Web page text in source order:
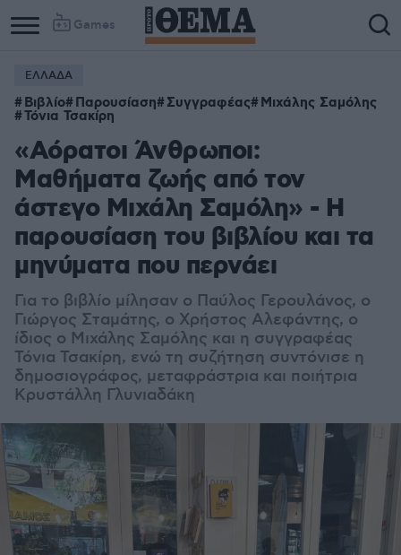
Games
ΕΛΛΑΔΑ
Βιβλίο Παρουσίαση Συγγραφέας Μιχάλης Σαμόλης
Τόνια Τσακίρη
«Αόρατοι Άνθρωποι:
Μαθήματα ζωής από τον
άστεγο Μιχάλη Σαμόλη» - Η
παρουσίαση του βιβλίου και τα
μηνύματα που περνάει
Για το βιβλίο μίλησαν ο Παύλος Γερουλάνος, ο
Γιώργος Σταμάτης, ο Χρήστος Αλεφάντης, ο
ίδιος ο Μιχάλης Σαμόλης και η συγγραφέας
Τόνια Τσακίρη, ενώ τη συζήτηση συντόνισε η
δημοσιογράφος, μεταφράστρια και ποιήτρια
Κρυστάλλη Γλυνιαδάκη